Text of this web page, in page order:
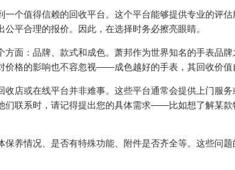
个值得信赖的回收平台。这个平台能够提供专业的评
平合理的报价。因此，在选择时务必擦亮眼睛。
面：品牌、款式和成色。萧邦作为世界知名的手表品
格的影响也不容忽视——成色越好的手表，其回收价值
店或在线平台并非难事。这些平台通常会提供上门服务
们联系时，请记得提出您的具体需求——比如想了解某款
养情况、是否有特殊功能、附件是否齐全等。这些问